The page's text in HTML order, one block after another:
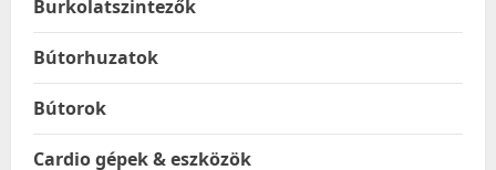
Burkolatszintezők
Bútorhuzatok
Bútorok
Cardio gépek & eszközök